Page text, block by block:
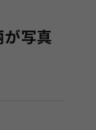
が写真